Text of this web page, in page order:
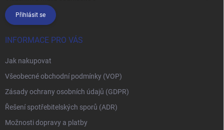
Přihlásit se
INFORMACE PRO VÁS
Jak nakupovat
Všeobecné obchodní podmínky (VOP)
Zásady ochrany osobních údajů (GDPR)
Řešení spotřebitelských sporů (ADR)
Možnosti dopravy a platby